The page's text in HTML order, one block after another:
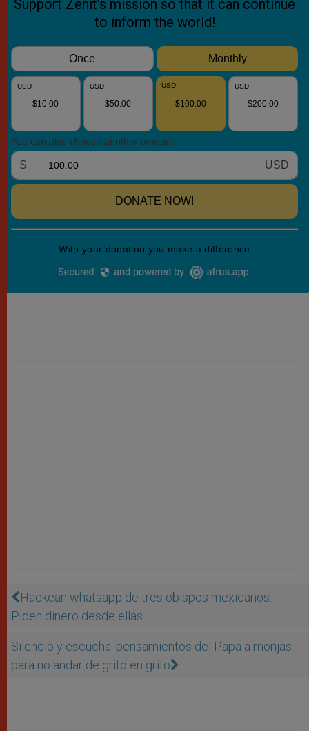
Hackean whatsapp de tres obispos mexicanos.
Piden dinero desde ellas
Silencio y escucha: pensamientos del Papa a monjas
para no andar de grito en grito